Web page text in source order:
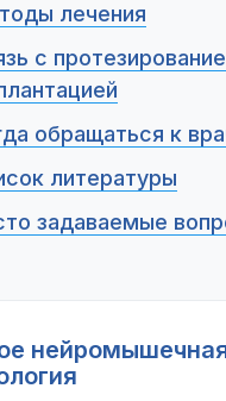
лечения
с
обращаться к
литературы
задаваемые